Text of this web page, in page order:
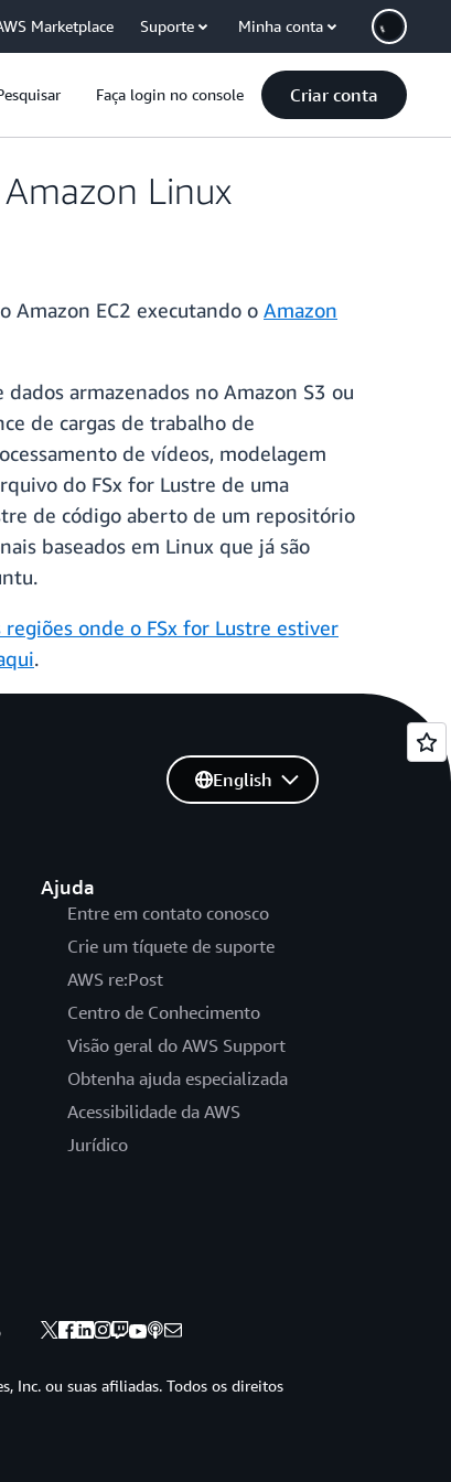
Marketplace Suporte Minha conta
Faça login no console Criar conta
Linux
Amazon EC2 executando o Amazon
armazenados no Amazon S3 ou
de cargas de trabalho de
de vídeos, modelagem
do FSx for Lustre de uma
de código aberto de um repositório
baseados em Linux que já são
regiões onde o FSx for Lustre estiver
.
Ajuda
Entre em contato conosco
Crie um tíquete de suporte
AWS re:Post
Centro de Conhecimento
Visão geral do AWS Support
Obtenha ajuda especializada
Acessibilidade da AWS
Jurídico
English
Inc. ou suas afiliadas. Todos os direitos